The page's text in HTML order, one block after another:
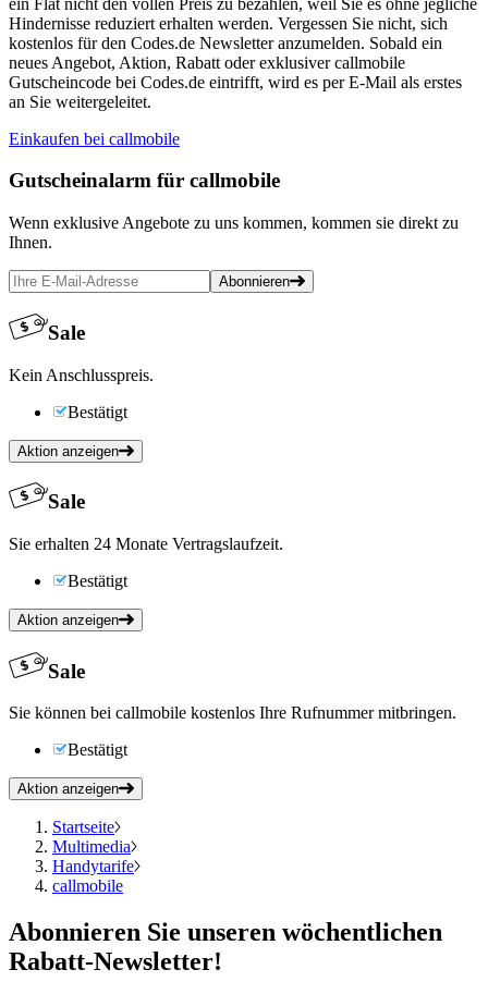
Hindernisse reduziert erhalten werden. Vergessen Sie nicht, sich
kostenlos für den Codes.de Newsletter anzumelden. Sobald ein
neues Angebot, Aktion, Rabatt oder exklusiver callmobile
Gutscheincode bei Codes.de eintrifft, wird es per E-Mail als erstes
an Sie weitergeleitet.
Einkaufen bei callmobile
Gutscheinalarm für callmobile
Wenn exklusive Angebote zu uns kommen, kommen sie direkt zu
Ihnen.
Abonnieren
Sale
Kein Anschlusspreis.
Bestätigt
Aktion anzeigen
Sale
Sie erhalten 24 Monate Vertragslaufzeit.
Bestätigt
Aktion anzeigen
Sale
Sie können bei callmobile kostenlos Ihre Rufnummer mitbringen.
Bestätigt
Aktion anzeigen
Startseite
Multimedia
Handytarife
callmobile
Abonnieren Sie unseren wöchentlichen
Rabatt-Newsletter!